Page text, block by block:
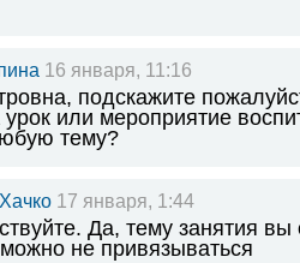
16 января, 11:16
подскажите
урок или мероприятие
тему?
17 января, 1:44
Да, тему занятия
не привязываться